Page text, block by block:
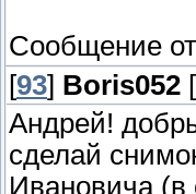
Сообщение
[93] Boris052
Андрей!
сделай
Ивановича (в